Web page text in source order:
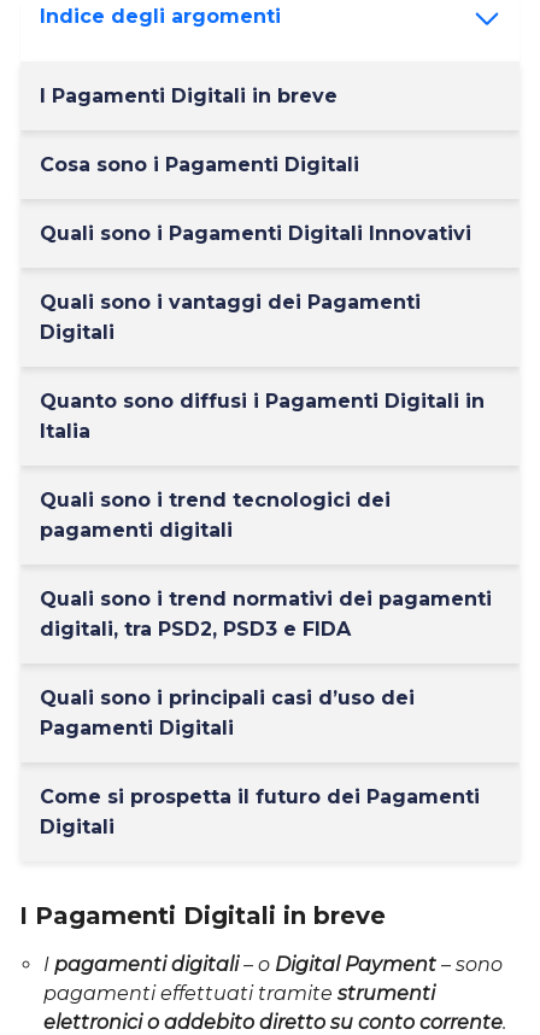
Indice degli argomenti
I Pagamenti Digitali in breve
Cosa sono i Pagamenti Digitali
Quali sono i Pagamenti Digitali Innovativi
Quali sono i vantaggi dei Pagamenti
Digitali
Quanto sono diffusi i Pagamenti Digitali in
Italia
Quali sono i trend tecnologici dei
pagamenti digitali
Quali sono i trend normativi dei pagamenti
digitali, tra PSD2, PSD3 e FIDA
Quali sono i principali casi d’uso dei
Pagamenti Digitali
Come si prospetta il futuro dei Pagamenti
Digitali
I Pagamenti Digitali in breve
I pagamenti digitali– o Digital Payment – sono
pagamenti effettuati tramite strumenti
elettronici o addebito diretto su conto corrente.